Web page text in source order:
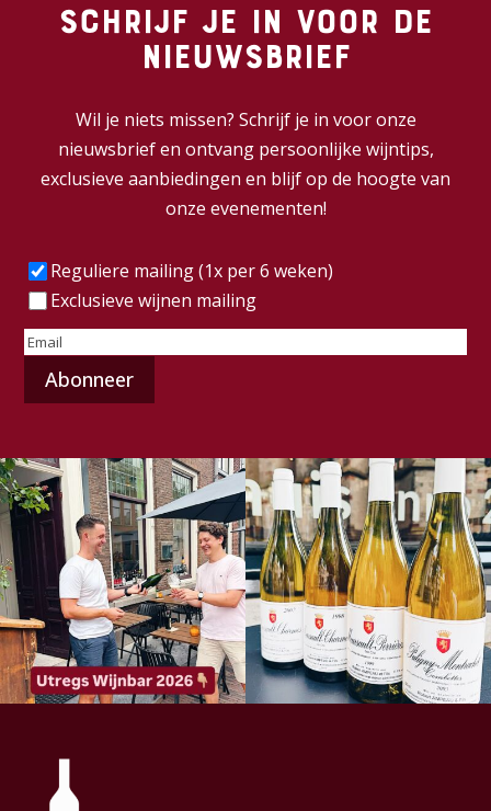
Schrijf je in voor de
nieuwsbrief
Wil je niets missen? Schrijf je in voor onze
nieuwsbrief en ontvang persoonlijke wijntips,
exclusieve aanbiedingen en blijf op de hoogte van
onze evenementen!
Frequentie(Vereist)
Reguliere mailing (1x per 6 weken)
Exclusieve wijnen mailing
E-
mailadres